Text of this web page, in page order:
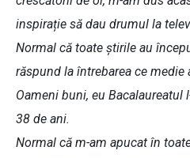
inspirație să dau drumul la
Normal că toate știrile au
răspund la întrebarea ce medie
Oameni buni, eu
38 de ani.
Normal că m-am apucat în